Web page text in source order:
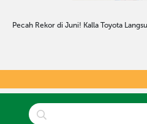
Pecah Rekor di Juni! Kalla Toyota